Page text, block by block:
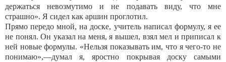
держаться невозмутимо и не подавать виду, что мне
страшно». Я сидел как аршин проглотил.
Прямо передо мной, на доске, учитель написал формулу, я ее
не понял. Он указал на меня, я вышел, взял мел и приписал к
ней новые формулы. «Нельзя показывать им, что я чего-то не
понимаю»,—думал я, яростно покрывая доску самыми